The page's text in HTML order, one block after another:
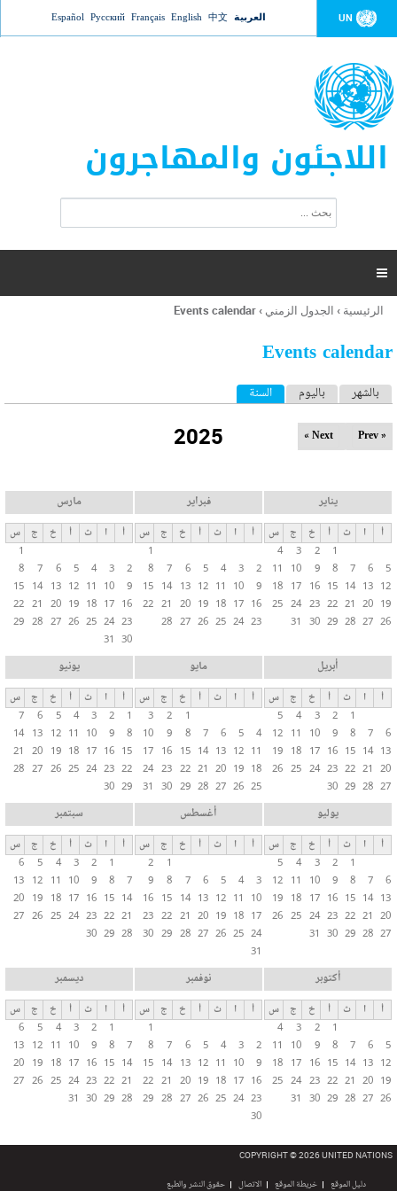
Jump to navigation UN العربية 中文
English
Français
Русский
Español
اللاجئون والمهاجرون
ت
ر
ل
ح
ب

أنت
هنا
الرئيسية › الجدول الزمني ›
Events calendar
Events calendar
ا
ل
ب
ب
ا
ت
ا
ل
أ
س
ا
س
ي
ة
بالشهر باليوم السنة (علامة التبويب النشطة)
2025 « Prev
Next »
يناير
أ ا ث أ خ ج
س
1
2
3
4
5
6
7
8
9
10
11
12
13
14
15
16
17
18
19
20
21
22
23
24
25
26
27
28
29
30
31
فبراير
أ ا ث أ خ ج
س
1
2
3
4
5
6
7
8
9
10
11
12
13
14
15
16
17
18
19
20
21
22
23
24
25
26
27
28
مارس
أ ا ث أ خ ج
س
1
2
3
4
5
6
7
8
9
10
11
12
13
14
15
16
17
18
19
20
21
22
23
24
25
26
27
28
29
30
31
أبريل
أ ا ث أ خ ج
س
1
2
3
4
5
6
7
8
9
10
11
12
13
14
15
16
17
18
19
20
21
22
23
24
25
26
27
28
29
30
مايو
أ ا ث أ خ ج
س
1
2
3
4
5
6
7
8
9
10
11
12
13
14
15
16
17
18
19
20
21
22
23
24
25
26
27
28
29
30
31
يونيو
أ ا ث أ خ ج
س
1
2
3
4
5
6
7
8
9
10
11
12
13
14
15
16
17
18
19
20
21
22
23
24
25
26
27
28
29
30
يوليو
أ ا ث أ خ ج
س
1
2
3
4
5
6
7
8
9
10
11
12
13
14
15
16
17
18
19
20
21
22
23
24
25
26
27
28
29
30
31
أغسطس
أ ا ث أ خ ج
س
1
2
3
4
5
6
7
8
9
10
11
12
13
14
15
16
17
18
19
20
21
22
23
24
25
26
27
28
29
30
31
سبتمبر
أ ا ث أ خ ج
س
1
2
3
4
5
6
7
8
9
10
11
12
13
14
15
16
17
18
19
20
21
22
23
24
25
26
27
28
29
30
أكتوبر
أ ا ث أ خ ج
س
1
2
3
4
5
6
7
8
9
10
11
12
13
14
15
16
17
18
19
20
21
22
23
24
25
26
27
28
29
30
31
نوفمبر
أ ا ث أ خ ج
س
1
2
3
4
5
6
7
8
9
10
11
12
13
14
15
16
17
18
19
20
21
22
23
24
25
26
27
28
29
30
ديسمبر
أ ا ث أ خ ج
س
1
2
3
4
5
6
7
8
9
10
11
12
13
14
15
16
17
18
19
20
21
22
23
24
25
26
27
28
29
30
31
COPYRIGHT © 2026 UNITED NATIONS
دليل الموقع خريطة الموقع الاتصال حقوق النشر والطبع